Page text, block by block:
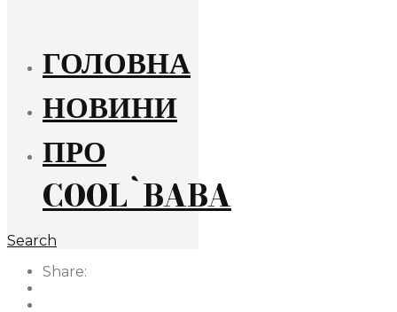
ГОЛОВНА
НОВИНИ
ПРО
COOL`BABA
Search
Share: